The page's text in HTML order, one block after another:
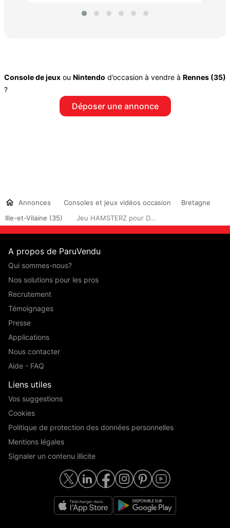
Console de jeux ou Nintendo d’occasion à vendre à Rennes (35)
?
Déposer une annonce
Annonces Consoles et jeux vidéos occasion
Bretagne
Ille-et-Vilaine (35)
Jeu HAMSTERZ pour D...
A propos de ParuVendu
Qui sommes-nous?
Nos solutions pour les pros
Recrutement
Témoignages
Presse
Applications
Nous contacter
Aide - FAQ
Liens utiles
Vos suggestions
Cookies
Politique de protection des données personnelles
Mentions légales
Signaler un contenu illicite